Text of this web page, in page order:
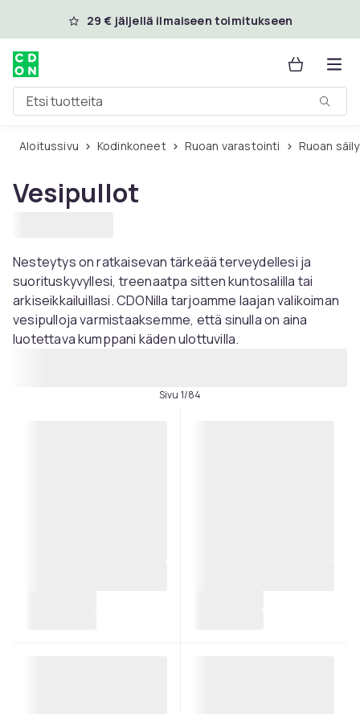
Ohita ja siirry pääsisältöön
29 € jäljellä ilmaiseen toimitukseen
Etsi tuotteita
Aloitussivu Kodinkoneet Ruoan varastointi Ruoan
Vesipullot
Nesteytys on ratkaisevan tärkeää terveydellesi ja
suorituskyvyllesi, treenaatpa sitten kuntosalilla tai
arkiseikkailuillasi. CDONilla tarjoamme laajan valikoiman
vesipulloja varmistaaksemme, että sinulla on aina
luotettava kumppani käden ulottuvilla.
Sivu 1/84